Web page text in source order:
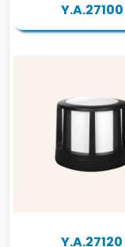
Y.A.27100
Y.A.27120